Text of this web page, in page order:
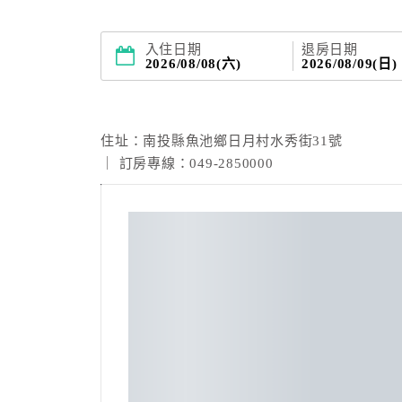
入住日期
2026/08/08(六)
退房日期
2026/08/09(日)
住址：南投縣魚池鄉日月村水秀街31號
｜ 訂房專線：049-2850000